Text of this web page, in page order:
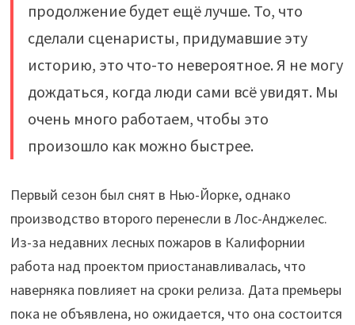
продолжение будет ещё лучше. То, что
сделали сценаристы, придумавшие эту
историю, это что-то невероятное. Я не могу
дождаться, когда люди сами всё увидят. Мы
очень много работаем, чтобы это
произошло как можно быстрее.
Первый сезон был снят в Нью-Йорке, однако
производство второго перенесли в Лос-Анджелес.
Из-за недавних лесных пожаров в Калифорнии
работа над проектом приостанавливалась, что
наверняка повлияет на сроки релиза. Дата премьеры
пока не объявлена, но ожидается, что она состоится